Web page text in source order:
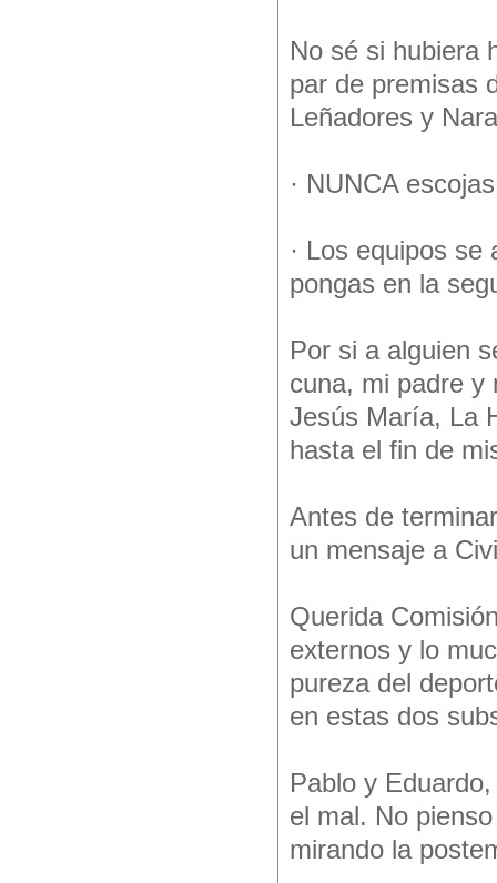
No sé si hubiera
par de premisas
Leñadores y
· NUNCA
· Los equipos
pongas en la
Por si a alguien
cuna, mi padre y
Jesús María, La
hasta el fin de
Antes de
un mensaje a
Querida
externos y lo
pureza del
en estas dos
Pablo y
el mal. No
mirando la